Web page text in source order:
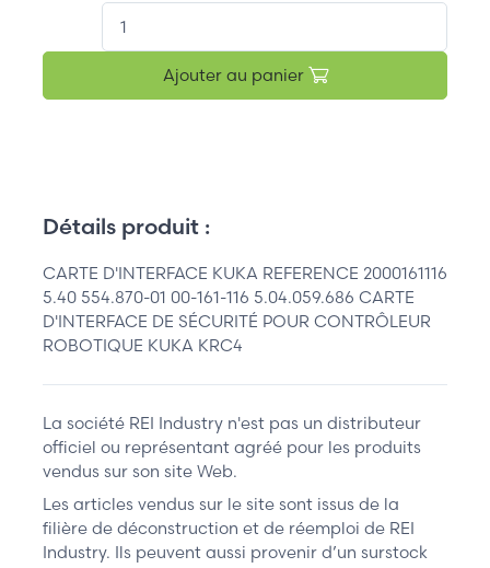
Ajouter au panier
Détails produit :
CARTE D'INTERFACE KUKA REFERENCE 2000161116
5.40 554.870-01 00-161-116 5.04.059.686 CARTE
D'INTERFACE DE SÉCURITÉ POUR CONTRÔLEUR
ROBOTIQUE KUKA KRC4
La société REI Industry n'est pas un distributeur
officiel ou représentant agréé pour les produits
vendus sur son site Web.
Les articles vendus sur le site sont issus de la
filière de déconstruction et de réemploi de REI
Industry. Ils peuvent aussi provenir d’un surstock